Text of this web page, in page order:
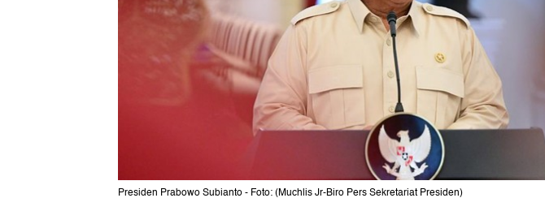
Presiden Prabowo Subianto - Foto: (Muchlis Jr-Biro Pers Sekretariat Presiden)